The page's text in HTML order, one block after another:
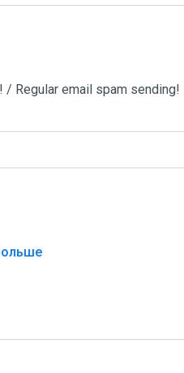
Regular email spam sending!